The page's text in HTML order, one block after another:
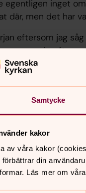
Samtycke
kakor
av våra kakor
förbättrar din
Läs mer om
egentligen inget
där, men det har
eftersom jag
synopsis,
episk berättelse
på
med Björn